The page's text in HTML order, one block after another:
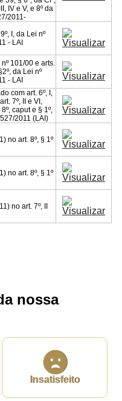
IV e V, e 8º da
2011-
I, da Lei nº
- LAI
101/00 e arts.
da Lei nº
- LAI
com art. 6º, I,
7º, II e VI,
caput e § 1º,
2011 (LAI)
no art. 8º, § 1º
no art. 8º, § 1º
no art. 7º, II
nossa
Insatisfeito